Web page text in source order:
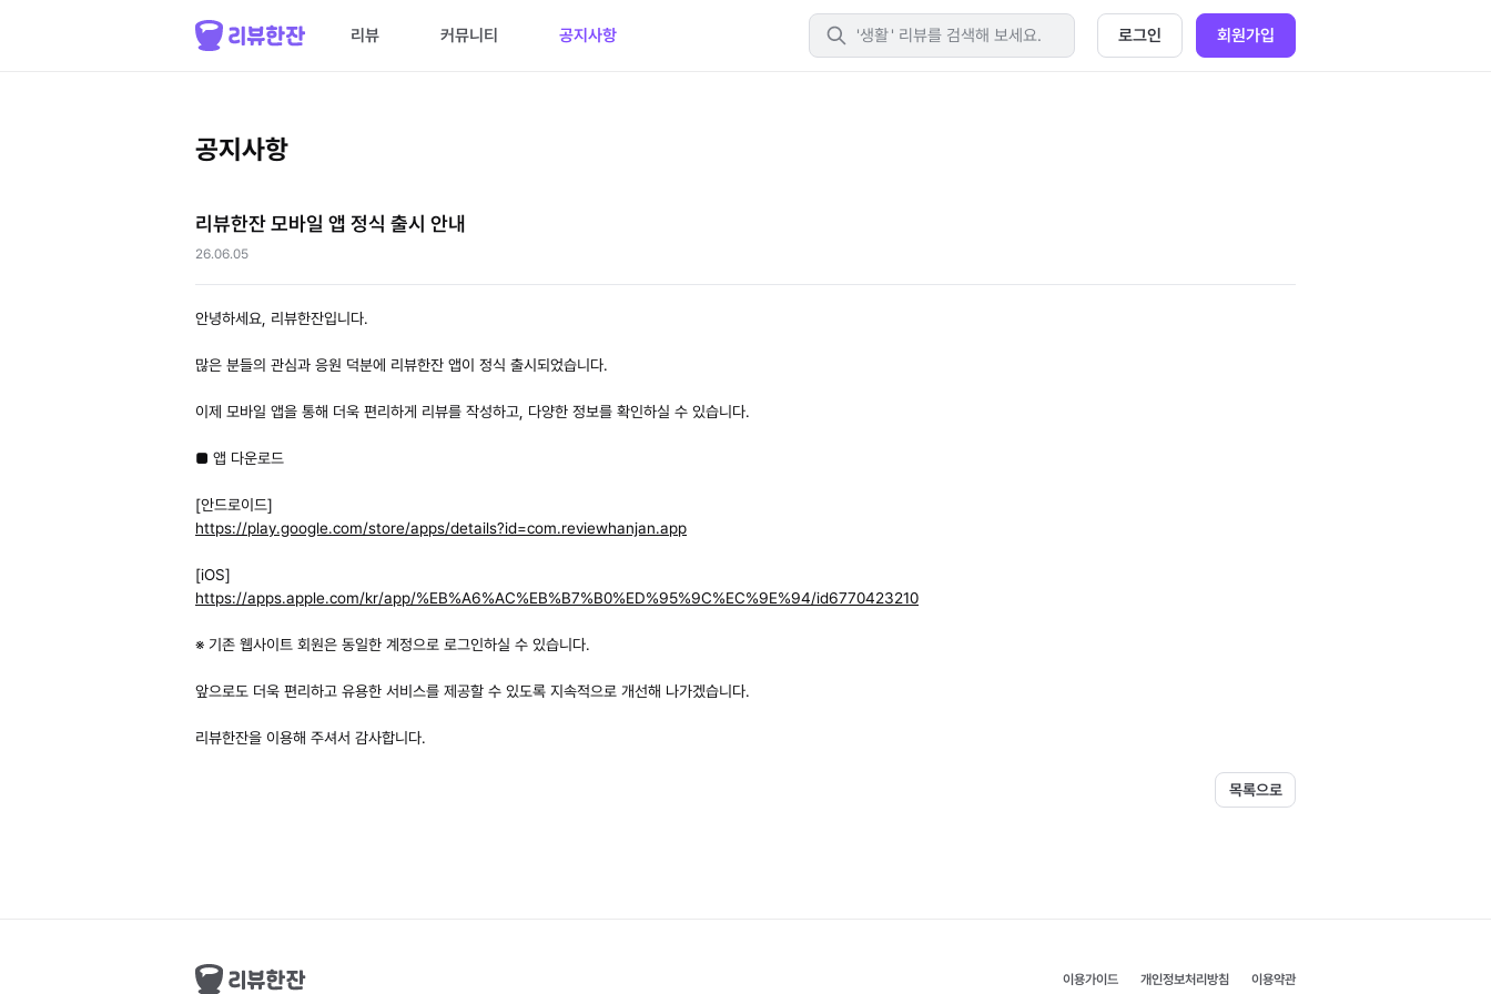
리뷰 커뮤니티 공지사항 생활 로그인 회원가입
공지사항
리뷰한잔 모바일 앱 정식 출시 안내
26.06.05
안녕하세요, 리뷰한잔입니다.
많은 분들의 관심과 응원 덕분에 리뷰한잔 앱이 정식 출시되었습니다.
이제 모바일 앱을 통해 더욱 편리하게 리뷰를 작성하고, 다양한 정보를 확인하실 수 있습니다.
■ 앱 다운로드
[안드로이드]
https://play.google.com/store/apps/details?id=com.reviewhanjan.app
[iOS]
https://apps.apple.com/kr/app/%EB%A6%AC%EB%B7%B0%ED%95%9C%EC%9E%94/id6770423210
※ 기존 웹사이트 회원은 동일한 계정으로 로그인하실 수 있습니다.
앞으로도 더욱 편리하고 유용한 서비스를 제공할 수 있도록 지속적으로 개선해 나가겠습니다.
리뷰한잔을 이용해 주셔서 감사합니다.
목록으로
이용가이드 개인정보처리방침 이용약관